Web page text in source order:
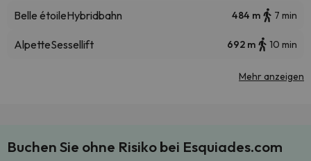
Belle étoileHybridbahn 484 m 7 min
AlpetteSessellift 692 m 10 min
Mehr anzeigen
Buchen Sie ohne Risiko bei Esquiades.com